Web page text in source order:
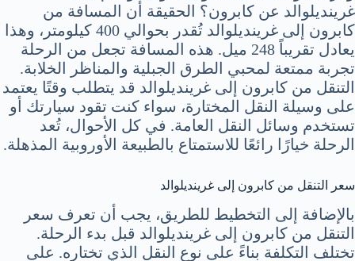
غرينديلوالد عن كابرون؟ الحقيقة أن المسافة من
كابرون إلى غرينديلوالد تُقدر بحوالي 400 كيلومتر، وهذا
يعادل تقريباً 248 ميل. هذه المسافة تجعل من الرحلة
تجربة ممتعة لمحبي الطرق الجبلية والمناظر الخلابة.
التنقل من كابرون إلى غرينديلوالد قد يتطلب وقتًا يعتمد
على وسيلة النقل المختارة، سواء كنت تقود سيارتك أو
تستخدم وسائل النقل العامة. في كل الأحوال، تُعد
الرحلة خيارًا رائعًا للاستمتاع بالطبيعة الأوروبية المذهلة.
سعر التنقل من كابرون إلى غرينديلوالد
بالإضافة إلى التخطيط للطريق، يجب أن تعرف سعر
التنقل من كابرون إلى غرينديلوالد قبل بدء الرحلة.
تختلف التكلفة بناءً على نوع النقل الذي تختاره. على